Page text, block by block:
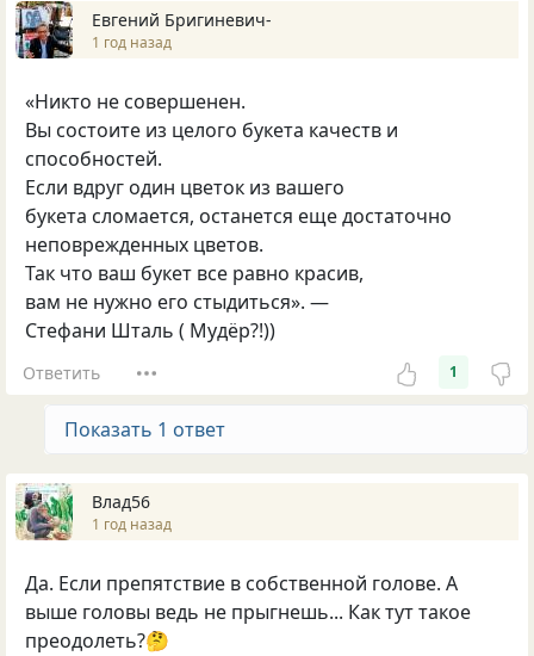
Евгений Бригиневич-
1 год назад
«Никто не совершенен.
Вы состоите из целого букета качеств и
способностей.
Если вдруг один цветок из вашего
букета сломается, останется еще достаточно
неповрежденных цветов.
Так что ваш букет все равно красив,
вам не нужно его стыдиться». —
Стефани Шталь ( Мудёр?!))
Ответить 1
Показать 1 ответ
Влад56
1 год назад
Да. Если препятствие в собственной голове. А
выше головы ведь не прыгнешь... Как тут такое
преодолеть?🤔